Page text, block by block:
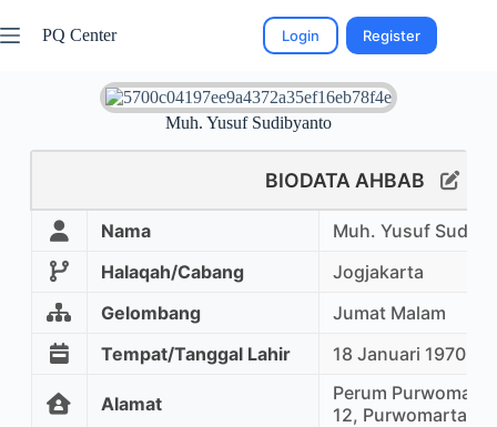
PQ Center Login Register
Muh. Yusuf Sudibyanto
BIODATA AHBAB
Nama
Muh. Yusuf
Halaqah/Cabang
Jogjakarta
Gelombang
Jumat Malam
Tempat/Tanggal Lahir
18 Januari 1970
Alamat
Perum
12, Purwomartani,